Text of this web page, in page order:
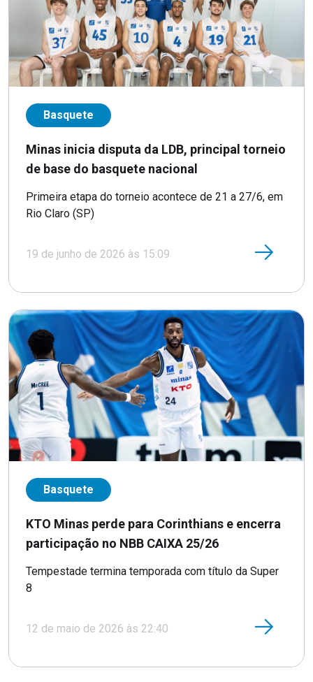
Basquete
Minas inicia disputa da LDB, principal torneio
de base do basquete nacional
Primeira etapa do torneio acontece de 21 a 27/6, em
Rio Claro (SP)
19 de junho de 2026 às 15:09
Basquete
KTO Minas perde para Corinthians e encerra
participação no NBB CAIXA 25/26
Tempestade termina temporada com título da Super
8
12 de maio de 2026 às 22:40